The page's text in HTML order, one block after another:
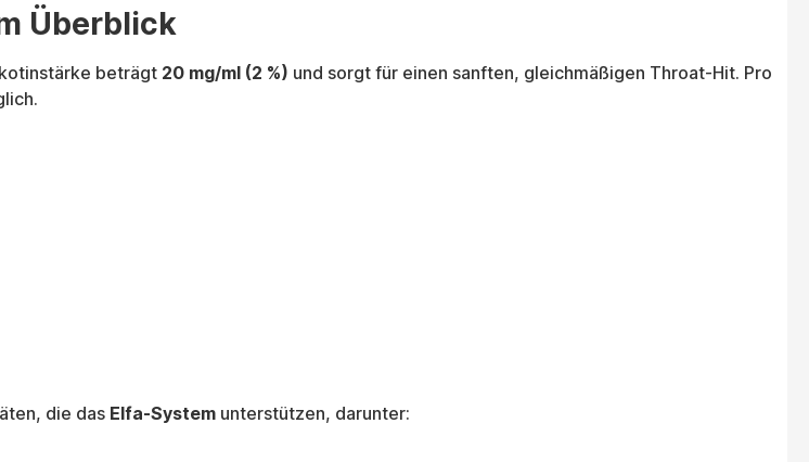
Überblick
beträgt 20 mg/ml (2 %) und sorgt für einen sanften, gleichmäßigen Throat-Hit. Pro
die das Elfa-System unterstützen, darunter: